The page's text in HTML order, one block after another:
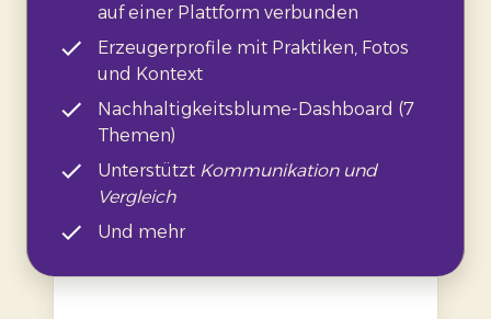
auf einer Plattform verbunden
Erzeugerprofile mit Praktiken, Fotos
und Kontext
Nachhaltigkeitsblume-Dashboard (7
Themen)
Unterstützt Kommunikation und
Vergleich
Und mehr